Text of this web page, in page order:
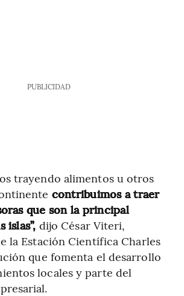
PUBLICIDAD
trayendo alimentos u otros
contribuimos a traer
que son la principal
islas”, dijo César Viteri,
la Estación Científica Charles
que fomenta el desarrollo
locales y parte del